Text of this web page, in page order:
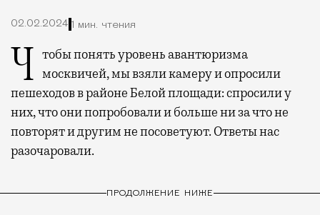
02.02.2024 1 мин. чтения
Чтобы понять уровень авантюризма москвичей, мы взяли камеру и опросили
пешеходов в районе Белой площади: спросили у
них, что они попробовали и больше ни за что не
повторят и другим не посоветуют. Ответы нас
разочаровали.
ПРОДОЛЖЕНИЕ НИЖЕ